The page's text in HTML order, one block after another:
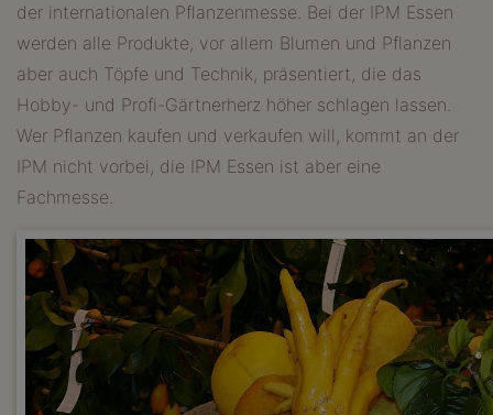
der internationalen Pflanzenmesse. Bei der IPM Essen
werden alle Produkte, vor allem Blumen und Pflanzen
aber auch Töpfe und Technik, präsentiert, die das
Hobby- und Profi-Gärtnerherz höher schlagen lassen.
Wer Pflanzen kaufen und verkaufen will, kommt an der
IPM nicht vorbei, die IPM Essen ist aber eine
Fachmesse.